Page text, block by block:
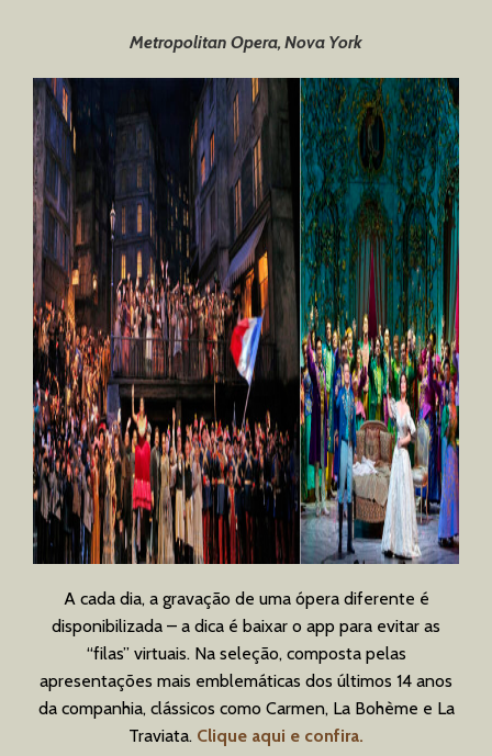
Metropolitan Opera, Nova York
A cada dia, a gravação de uma ópera diferente é
disponibilizada – a dica é baixar o app para evitar as
“filas” virtuais. Na seleção, composta pelas
apresentações mais emblemáticas dos últimos 14 anos
da companhia, clássicos como Carmen, La Bohème e La
Traviata. Clique aqui e confira.